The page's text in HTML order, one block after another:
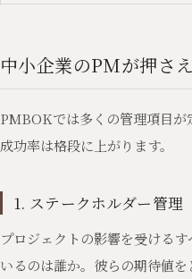
中小企業のPMが押さ
PMBOKでは多くの管理項目が
成功率は格段に上がります。
1. ステークホルダー管理
プロジェクトの影響を受ける
いるのは誰か。彼らの期待値を